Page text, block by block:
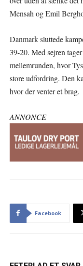
Mensah og Emil
Danmark sluttede
39-20. Med sejren
mellemrunden, hvor
store udfordring. Den
hvor der venter et brag.
ANNONCE
Facebook